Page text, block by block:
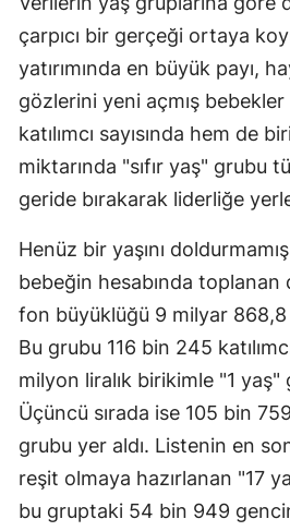
çarpıcı bir gerçeği ortaya
yatırımında en büyük payı,
gözlerini yeni açmış bebekler
katılımcı sayısında hem de
miktarında "sıfır yaş" grubu
geride bırakarak liderliğe
Henüz bir yaşını
bebeğin hesabında toplanan
fon büyüklüğü 9 milyar 868,8
Bu grubu 116 bin 245
milyon liralık birikimle "1
Üçüncü sırada ise 105 bin
grubu yer aldı. Listenin en
reşit olmaya hazırlanan "17
bu gruptaki 54 bin 949